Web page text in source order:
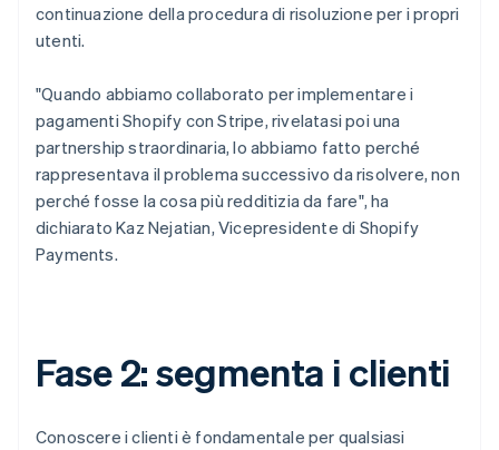
continuazione della procedura di risoluzione per i propri
utenti.
"Quando abbiamo collaborato per implementare i
pagamenti Shopify con Stripe, rivelatasi poi una
partnership straordinaria, lo abbiamo fatto perché
rappresentava il problema successivo da risolvere, non
perché fosse la cosa più redditizia da fare", ha
dichiarato Kaz Nejatian, Vicepresidente di Shopify
Payments.
Fase 2: segmenta i clienti
Conoscere i clienti è fondamentale per qualsiasi